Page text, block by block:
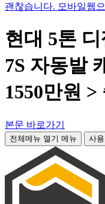
괜찮습니다. 모바일웹
현대 5톤
7S 자동발
1550만원
본문 바로가기
전체메뉴 열기 메뉴 사